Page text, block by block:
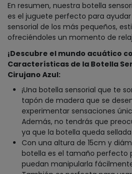
En resumen, nuestra botella
es el juguete perfecto para
sensorial de los más pequeños,
ofreciéndoles un momento de
¡Descubre el mundo acuático
Características de la Botella
Cirujano Azul:
¡Una botella sensorial que te
tapón de madera que se
experimentar sensaciones
Además, no tendrás que
ya que la botella queda
Con una altura de 15cm y
botella es el tamaño perfecto
puedan manipularla